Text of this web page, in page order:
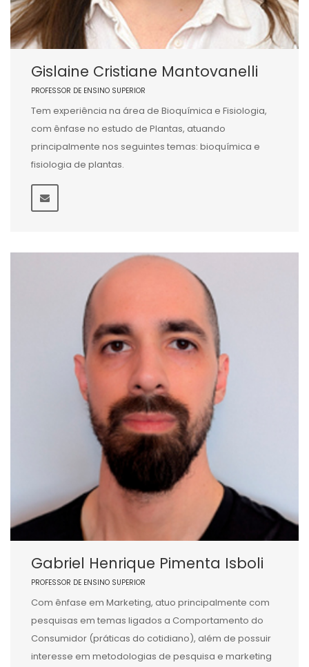
Gislaine Cristiane Mantovanelli
PROFESSOR DE ENSINO SUPERIOR
Tem experiência na área de Bioquímica e Fisiologia,
com ênfase no estudo de Plantas, atuando
principalmente nos seguintes temas: bioquímica e
fisiologia de plantas.
Gabriel Henrique Pimenta Isboli
PROFESSOR DE ENSINO SUPERIOR
Com ênfase em Marketing, atuo principalmente com
pesquisas em temas ligados a Comportamento do
Consumidor (práticas do cotidiano), além de possuir
interesse em metodologias de pesquisa e marketing